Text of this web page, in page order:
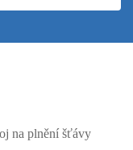
na plnění šťávy